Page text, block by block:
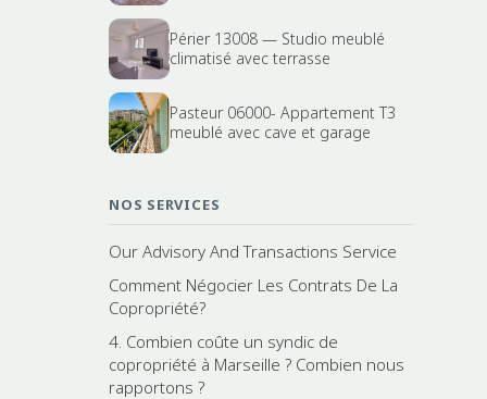
Périer 13008 — Studio meublé
climatisé avec terrasse
Pasteur 06000- Appartement T3
meublé avec cave et garage
NOS SERVICES
Our Advisory And Transactions Service
Comment Négocier Les Contrats De La
Copropriété?
4. Combien coûte un syndic de
copropriété à Marseille ? Combien nous
rapportons ?